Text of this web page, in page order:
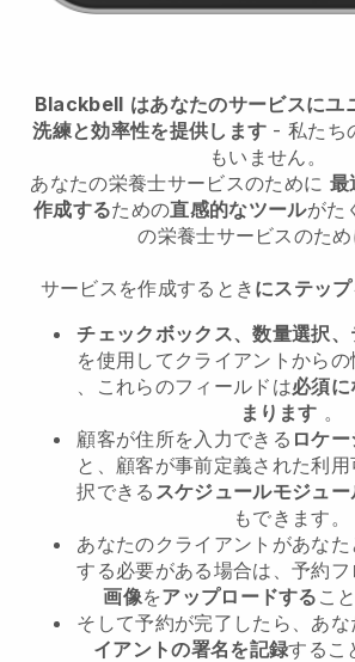
Blackbell はあなたのサービスにユ
洗練と効率性を提供します - 私たち
もいません。
あなたの栄養士サービスのために 最
作成するための直感的なツールがた
の栄養士サービスのため
サービスを作成するとき にステッ
チェックボックス、数量選択
を使用してクライアントから
、これらのフィールドは必須に
まります 。
顧客が住所を入力できる ロケ
と、顧客が事前定義された利
択できる スケジュールモジュー
もできます。
あなたのクライアントがあなた
する必要がある場合は、予約
画像をアップロードする こ
そして予約が完了したら、あな
イアントの署名を記録するこ